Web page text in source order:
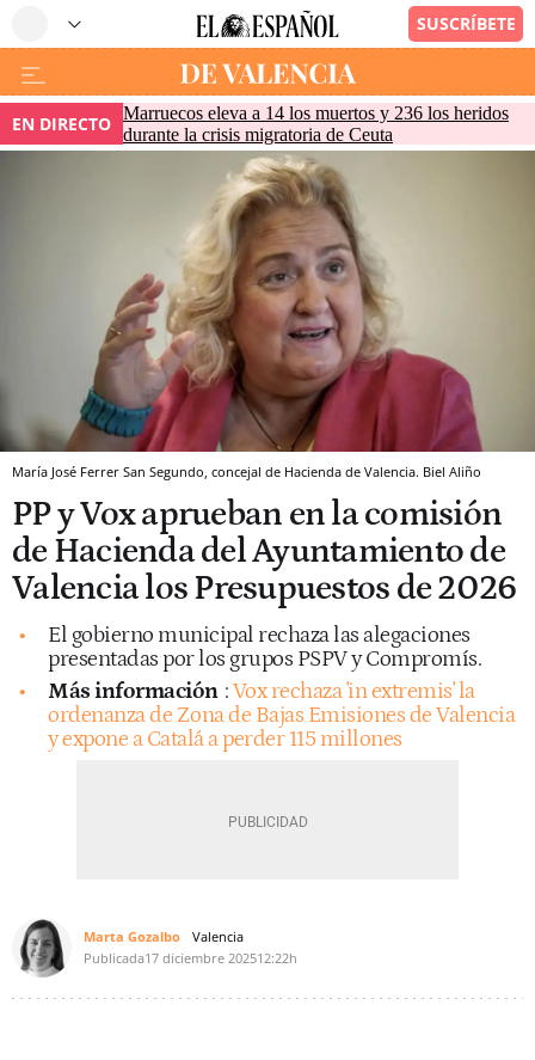
EN DIRECTO Marruecos eleva a 14 los muertos y 236 los heridos
durante la crisis migratoria de Ceuta
María José Ferrer San Segundo, concejal de Hacienda de Valencia. Biel Aliño
PP y Vox aprueban en la comisión
de Hacienda del Ayuntamiento de
Valencia los Presupuestos de 2026
El gobierno municipal rechaza las alegaciones
presentadas por los grupos PSPV y Compromís.
Más información :Vox rechaza 'in extremis' la
ordenanza de Zona de Bajas Emisiones de Valencia
y expone a Catalá a perder 115 millones
Marta Gozalbo
Valencia
Publicada17 diciembre 202512:22h